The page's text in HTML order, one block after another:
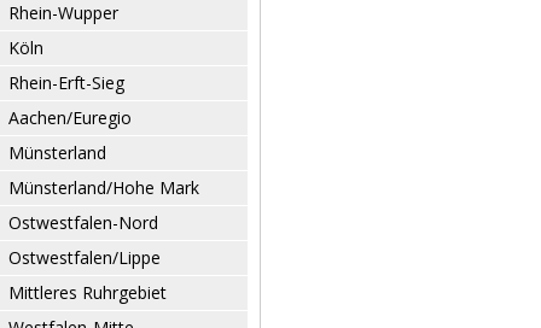
Rhein-Wupper
Köln
Rhein-Erft-Sieg
Aachen/Euregio
Münsterland
Münsterland/Hohe Mark
Ostwestfalen-Nord
Ostwestfalen/Lippe
Mittleres Ruhrgebiet